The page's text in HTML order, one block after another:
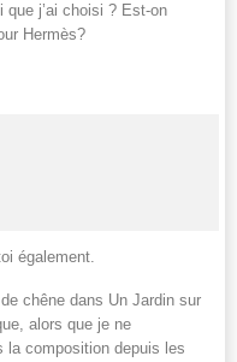
que j’ai choisi ? Est-on
Hermès?
également.
chêne dans Un Jardin sur
alors que je ne
la composition depuis les